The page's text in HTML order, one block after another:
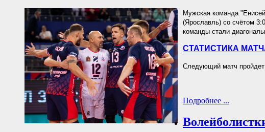
Мужская команда
(Ярославль) со счётом
команды стали
СТАТИСТИКА
Следующий матч пройдет
Подробнее ...